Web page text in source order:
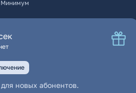
Минимум
новых абонентов.